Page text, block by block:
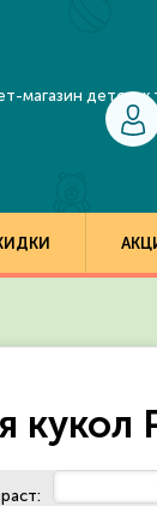
кукол